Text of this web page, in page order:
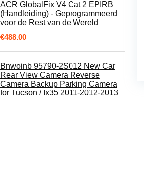
ACR GlobalFix V4 Cat 2 EPIRB
(Handleiding) - Geprogrammeerd
voor de Rest van de Wereld
€488.00
Bnwoinb 95790-2S012 New Car
Rear View Camera Reverse
Camera Backup Parking Camera
for Tucson / Ix35 2011-2012-2013